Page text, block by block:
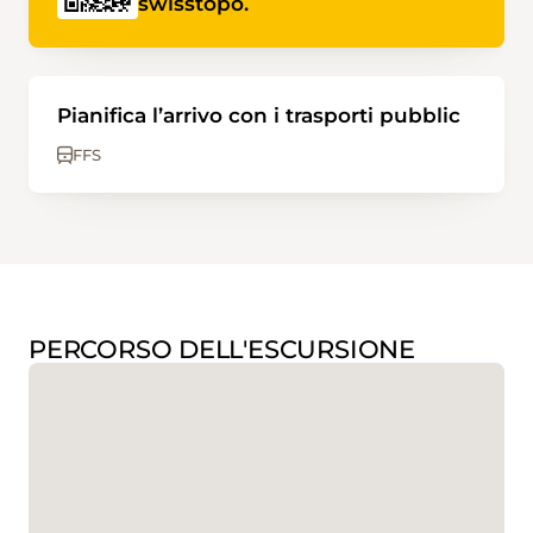
Pianifica l’arrivo con i trasporti pubblic
FFS
PERCORSO DELL'ESCURSIONE